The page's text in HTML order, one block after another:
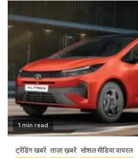
1 min read
ट्रेंडिंग खबरें ताज़ा ख़बरें सोशल मीडिया वायरल